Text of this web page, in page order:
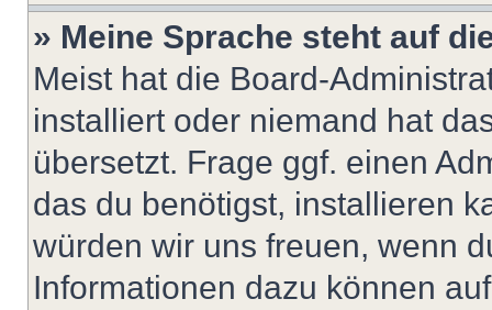
» Meine Sprache steht auf
Meist hat die Board-
installiert oder niemand hat
übersetzt. Frage ggf. einen
das du benötigst, installieren
würden wir uns freuen, wenn
Informationen dazu können